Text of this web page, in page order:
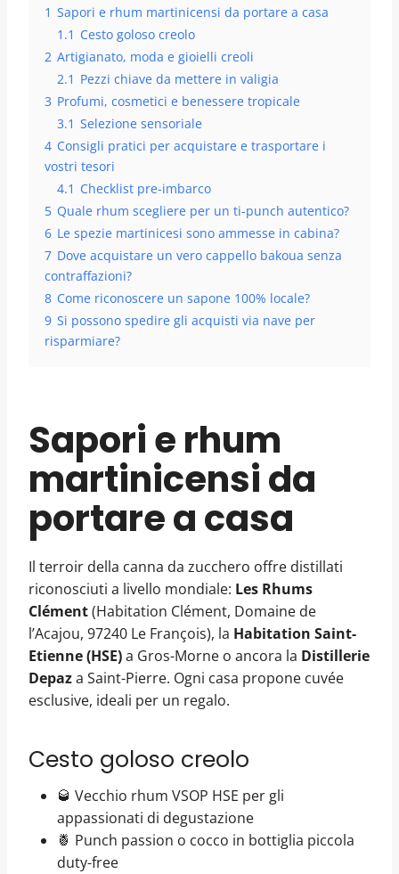
1 Sapori e rhum martinicensi da portare a casa
1.1 Cesto goloso creolo
2 Artigianato, moda e gioielli creoli
2.1 Pezzi chiave da mettere in valigia
3 Profumi, cosmetici e benessere tropicale
3.1 Selezione sensoriale
4 Consigli pratici per acquistare e trasportare i
vostri tesori
4.1 Checklist pre-imbarco
5 Quale rhum scegliere per un ti-punch autentico?
6 Le spezie martinicesi sono ammesse in cabina?
7 Dove acquistare un vero cappello bakoua senza
contraffazioni?
8 Come riconoscere un sapone 100% locale?
9 Si possono spedire gli acquisti via nave per
risparmiare?
Sapori e rhum
martinicensi da
portare a casa
Il terroir della canna da zucchero offre distillati
riconosciuti a livello mondiale: Les Rhums
Clément(Habitation Clément, Domaine de
l’Acajou, 97240 Le François), la Habitation Saint-
Etienne (HSE)a Gros-Morne o ancora la Distillerie
Depaza Saint-Pierre. Ogni casa propone cuvée
esclusive, ideali per un regalo.
Cesto goloso creolo
🥃 Vecchio rhum VSOP HSE per gli
appassionati di degustazione
🍍 Punch passion o cocco in bottiglia piccola
duty-free